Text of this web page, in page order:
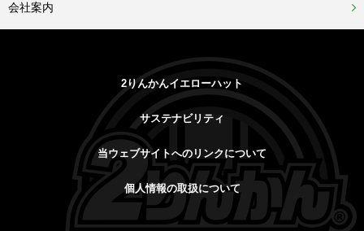
会社案内
2りんかんイエローハット
サステナビリティ
当ウェブサイトへのリンクについて
個人情報の取扱について